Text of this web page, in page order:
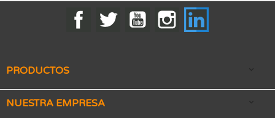
FacebookTwitter YouTubeInstagram
PRODUCTOS 
NUESTRA EMPRESA 